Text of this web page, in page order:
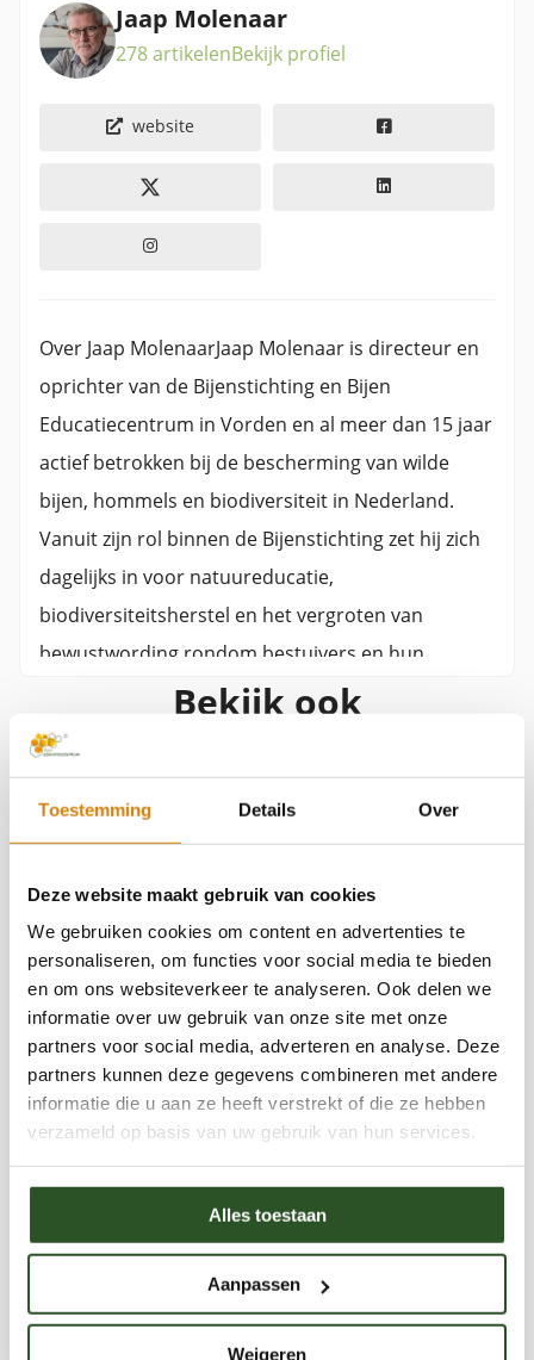
Toestemming Details Over
Deze website maakt gebruik van cookies
We gebruiken cookies om content en advertenties te
personaliseren, om functies voor social media te bieden
en om ons websiteverkeer te analyseren. Ook delen we
informatie over uw gebruik van onze site met onze
partners voor social media, adverteren en analyse. Deze
partners kunnen deze gegevens combineren met andere
informatie die u aan ze heeft verstrekt of die ze hebben
verzameld op basis van uw gebruik van hun services.
Alles toestaan
Aanpassen
Weigeren
Jaap Molenaar
278 artikelenBekijk profiel
website
Over Jaap MolenaarJaap Molenaar is directeur en
oprichter van de Bijenstichting en Bijen
Educatiecentrum in Vorden en al meer dan 15 jaar
actief betrokken bij de bescherming van wilde
bijen, hommels en biodiversiteit in Nederland.
Vanuit zijn rol binnen de Bijenstichting zet hij zich
dagelijks in voor natuureducatie,
biodiversiteitsherstel en het vergroten van
bewustwording rondom bestuivers en hun
leefomgeving.Met een achtergrond in biologie,
plantenbiotechnologie en groenbeheer
jarenlange ervaring in educatie, onderzoek en
organisatieontwikkeling. Eerder vervulde hij
leidinggevende functies binnen de groensector,
plantenveredeling en laboratoriumonderzoek,
waarbij natuurbeheer, biodiversiteit en duurzame
ontwikkeling centraal stonden.Als auteur deelt
Jaap toegankelijke en inhoudelijke kennis over
wilde bijen, hommels, biodiversiteit,
natuurinclusief tuinieren en het belang van
bestuivers voor onze voedselvoorziening en
ecosystemen. Daarnaast verzorgt hij regelmatig
lezingen, workshops en excursies over bijen en
natuurbeleving.Met zijn blogs wil Jaap mensen
inspireren om bewuster om te gaan met natuur
Bekijk ook
Op zoek naar wilde / verwilderde
bijenvolken
Reacties
Evenementen en markten
Bijenportretten
Bijenbalkon blog